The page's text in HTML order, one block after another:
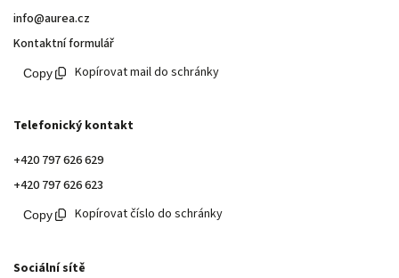
info@aurea.cz
Kontaktní formulář
Kopírovat mail do schránky
Telefonický kontakt
+420 797 626 629
+420 797 626 623
Kopírovat číslo do schránky
Sociální sítě